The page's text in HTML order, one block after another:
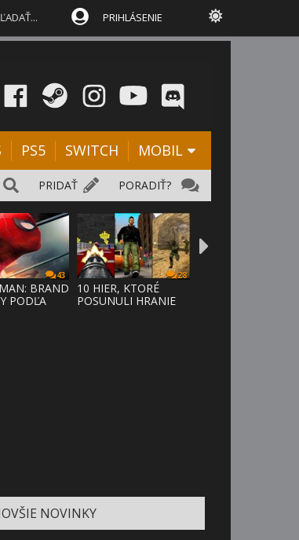
PRIHLÁSENIE
PS5 SWITCH MOBIL
PORADIŤ?
PRIDAŤ
43
BRAND
PODĽA
28
10 HIER, KTORÉ
POSUNULI HRANIE
NOVINKY